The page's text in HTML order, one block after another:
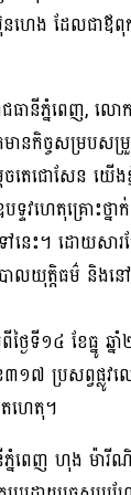
នហេង ដែលជ
ាជធានីភ្នំព
នកិច្ចសម្របសម្
ម្តេចតេជោសែ
ទវហេតុគ្រោះថ្
េះ។ ដោយសា
ាលយុត្តិធម៌ និង
ៃទី១៤ ខែធ្នូ ឆ្
៣១៧ ប្រសព្វ
តហេតុ។
េញ ហុង ម៉ារីណិច